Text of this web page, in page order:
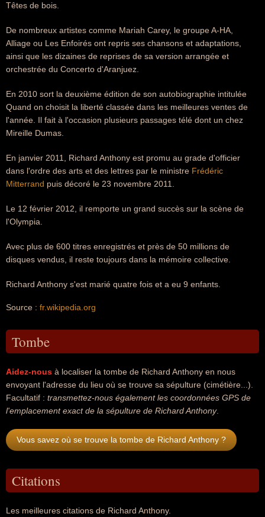
Têtes de bois.
De nombreux artistes comme Mariah Carey, le groupe A-HA,
Alliage ou Les Enfoirés ont repris ses chansons et adaptations,
ainsi que les dizaines de reprises de sa version arrangée et
orchestrée du Concerto d'Aranjuez.
En 2010 sort la deuxième édition de son autobiographie intitulée
Quand on choisit la liberté classée dans les meilleures ventes de
l'année. Il fait à l'occasion plusieurs passages télé dont un chez
Mireille Dumas.
En janvier 2011, Richard Anthony est promu au grade d'officier
dans l'ordre des arts et des lettres par le ministre Frédéric
Mitterrand puis décoré le 23 novembre 2011.
Le 12 février 2012, il remporte un grand succès sur la scène de
l'Olympia.
Avec plus de 600 titres enregistrés et près de 50 millions de
disques vendus, il reste toujours dans la mémoire collective.
Richard Anthony s'est marié quatre fois et a eu 9 enfants.
Source : fr.wikipedia.org
Tombe
Aidez-nous à localiser la tombe de Richard Anthony en nous
envoyant l'adresse du lieu où se trouve sa sépulture (cimétière...).
Facultatif : transmettez-nous également les coordonnées GPS de
l'emplacement exact de la sépulture de Richard Anthony.
Vous savez où se trouve la tombe de Richard Anthony ?
Citations
Les meilleures citations de Richard Anthony.